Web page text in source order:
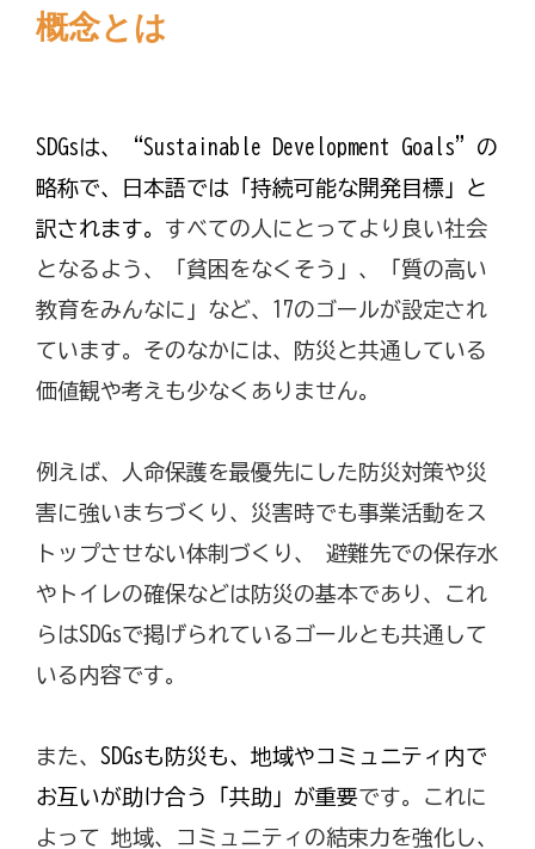
概念とは
SDGsは、“Sustainable Development Goals”の
略称で、日本語では「持続可能な開発目標」と
訳されます。 すべての人にとってより良い社会
となるよう、「貧困をなくそう」、「質の高い
教育をみんなに」など、17のゴールが設定され
ています。そのなかには、防災と共通している
価値観や考えも少なくありません。
例えば、人命保護を最優先にした防災対策や災
害に強いまちづくり、災害時でも事業活動をス
トップさせない体制づくり、 避難先での保存水
やトイレの確保などは防災の基本であり、これ
らはSDGsで掲げられているゴールとも共通して
いる内容です。
また、 SDGsも防災も、地域やコミュニティ内で
お互いが助け合う「共助」が重要です。これに
よって 地域、コミュニティの結束力を強化し、